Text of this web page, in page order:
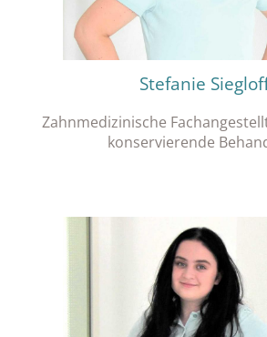
Stefanie
Zahnmedizinische
konservierende